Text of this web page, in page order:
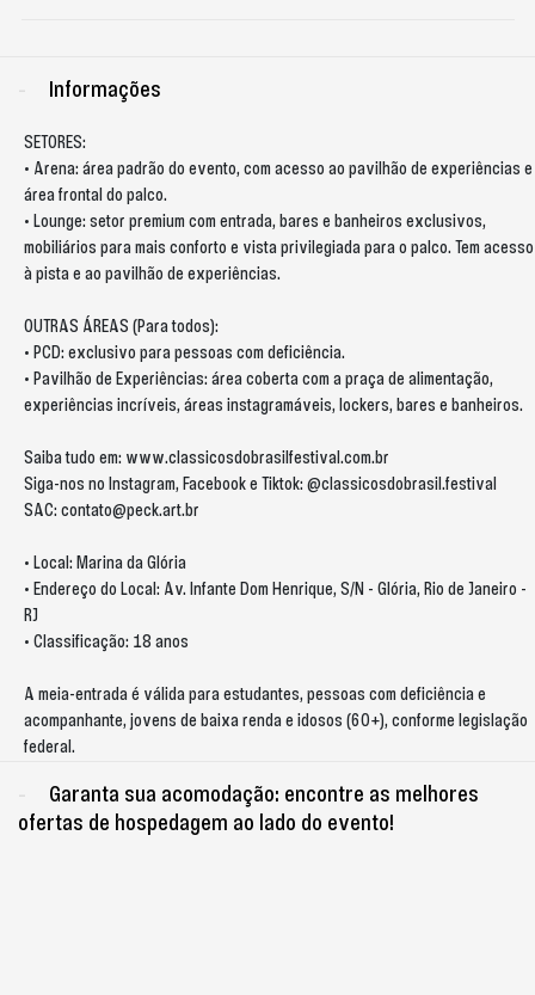
Informações
SETORES:
• Arena: área padrão do evento, com acesso ao pavilhão de experiências e
área frontal do palco.
• Lounge: setor premium com entrada, bares e banheiros exclusivos,
mobiliários para mais conforto e vista privilegiada para o palco. Tem acesso
à pista e ao pavilhão de experiências.
OUTRAS ÁREAS (Para todos):
• PCD: exclusivo para pessoas com deficiência.
• Pavilhão de Experiências: área coberta com a praça de alimentação,
experiências incríveis, áreas instagramáveis, lockers, bares e banheiros.
Saiba tudo em: www.classicosdobrasilfestival.com.br
Siga-nos no Instagram, Facebook e Tiktok: @classicosdobrasil.festival
SAC:contato@peck.art.br
•⁠ ⁠Local: Marina da Glória
•⁠ ⁠Endereço do Local: Av. Infante Dom Henrique, S/N - Glória, Rio de Janeiro -
RJ
•⁠ ⁠Classificação: 18 anos
A meia-entrada é válida para estudantes, pessoas com deficiência e
acompanhante, jovens de baixa renda e idosos (60+), conforme legislação
federal.
Garanta sua acomodação: encontre as melhores
ofertas de hospedagem ao lado do evento!